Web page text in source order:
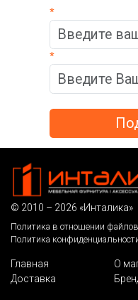
*
*
© 2010 – 2026 «Инталика»
Политика в отношении
Политика
Главная О
Доставка